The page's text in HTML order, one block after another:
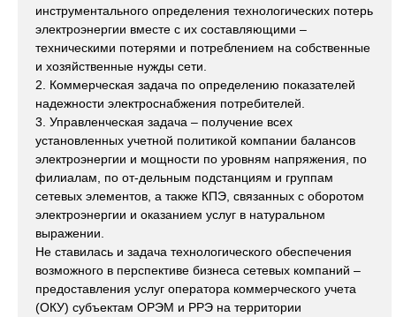
инструментального определения технологических потерь
электроэнергии вместе с их составляющими –
техническими потерями и потреблением на собственные
и хозяйственные нужды сети.
2. Коммерческая задача по определению показателей
надежности электроснабжения потребителей.
3. Управленческая задача – получение всех
установленных учетной политикой компании балансов
электроэнергии и мощности по уровням напряжения, по
филиалам, по от-дельным подстанциям и группам
сетевых элементов, а также КПЭ, связанных с оборотом
электроэнергии и оказанием услуг в натуральном
выражении.
Не ставилась и задача технологического обеспечения
возможного в перспективе бизнеса сетевых компаний –
предоставления услуг оператора коммерческого учета
(ОКУ) субъектам ОРЭМ и РРЭ на территории